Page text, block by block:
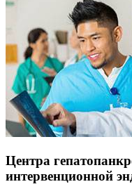
Центра
интервенционной